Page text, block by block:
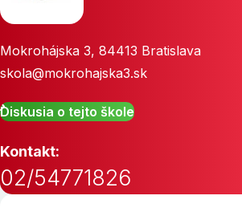
Mokrohájska 3, 84413 Bratislava
skola@mokrohajska3.sk
Diskusia o tejto škole
Kontakt:
02/54771826